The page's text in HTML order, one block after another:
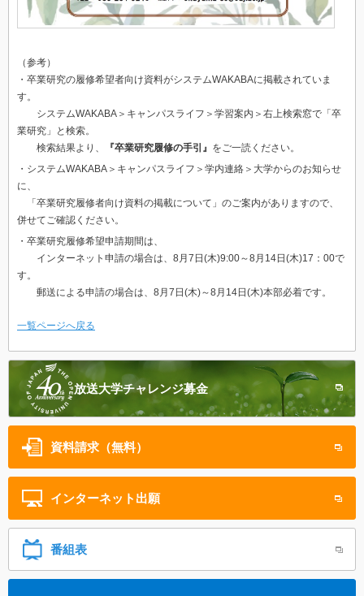
（参考）
・卒業研究の履修希望者向け資料がシステムWAKABAに掲載されていま
す。
システムWAKABA＞キャンパスライフ＞学習案内＞右上検索窓で「卒
業研究」と検索。
検索結果より、
『卒業研究履修の手引』 をご一読ください。
・システムWAKABA＞キャンパスライフ＞学内連絡＞大学からのお知らせ
に、
「卒業研究履修者向け資料の掲載について」のご案内がありますので、
併せてご確認ください。
・卒業研究履修希望申請期間は、
インターネット申請の場合は、8月7日(木)9:00～8月14日(木)17：00で
す。
郵送による申請の場合は、8月7日(木)～8月14日(木)本部必着です。
一覧ページへ戻る
放送大学チャレンジ募金
資料請求（無料）
インターネット 出願
番組表